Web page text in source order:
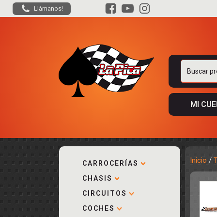
Llámanos!
Buscar
MI
CARROCERÍAS
CHASIS
CIRCUITOS
COCHES
Inicio /